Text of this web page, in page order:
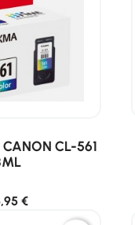
CL-561
€